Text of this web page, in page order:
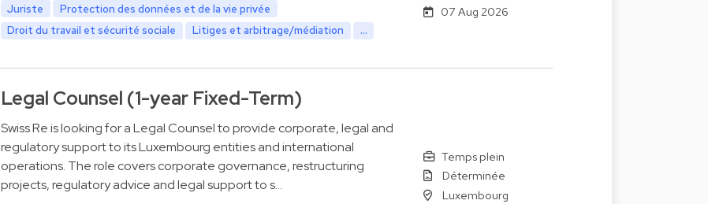
Juriste
Protection des données et de la vie privée
Droit du travail et sécurité sociale
Litiges et arbitrage/médiation ...
07 Aug 2026
Legal Counsel (1-year Fixed-Term)
Swiss Re is looking for a Legal Counsel to provide corporate, legal and
regulatory support to its Luxembourg entities and international
operations. The role covers corporate governance, restructuring
projects, regulatory advice and legal support to s…
Temps plein
Déterminée
Luxembourg